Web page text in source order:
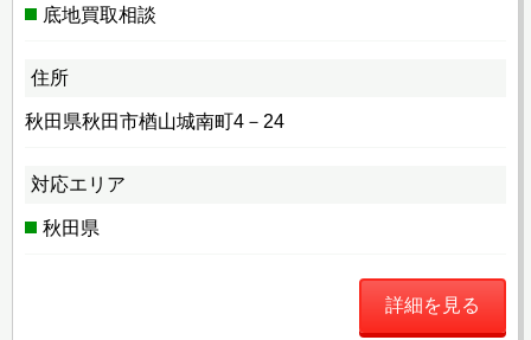
底地買取相談
住所
秋田県秋田市楢山城南町4－24
対応エリア
秋田県
詳細を見る